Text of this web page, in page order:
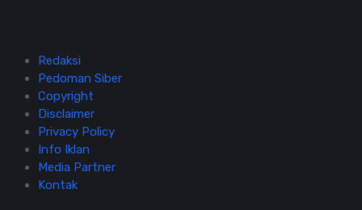
Redaksi
Pedoman Siber
Copyright
Disclaimer
Privacy Policy
Info Iklan
Media Partner
Kontak